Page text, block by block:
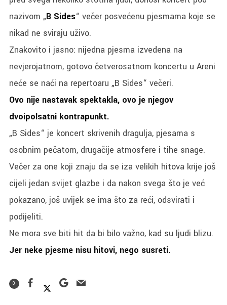
nazivom „B Sides“ večer posvećenu pjesmama koje se
nikad ne sviraju uživo.
Znakovito i jasno: nijedna pjesma izvedena na
nevjerojatnom, gotovo četverosatnom koncertu u Areni
neće se naći na repertoaru „B Sides“ večeri.
Ovo nije nastavak spektakla, ovo je njegov
dvoipolsatni kontrapunkt.
„B Sides“ je koncert skrivenih dragulja, pjesama s
osobnim pečatom, drugačije atmosfere i tihe snage.
Večer za one koji znaju da se iza velikih hitova krije još
cijeli jedan svijet glazbe i da nakon svega što je već
pokazano, još uvijek se ima što za reći, odsvirati i
podijeliti.
Ne mora sve biti hit da bi bilo važno, kad su ljudi blizu.
Jer neke pjesme nisu hitovi, nego susreti.
0